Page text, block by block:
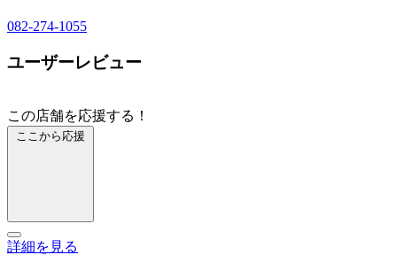
082-274-1055
ユーザーレビュー
この店舗を応援する！
ここから応援
詳細を見る